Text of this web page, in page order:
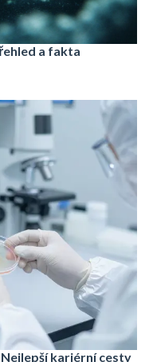
a fakta
kariérní cesty